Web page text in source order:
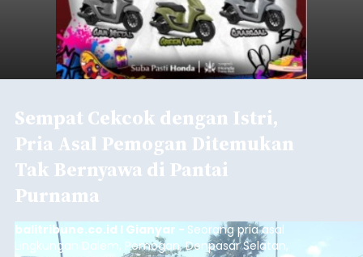
Sempat Cekcok dengan Istri,
Pria Asal Pemogan Ditemukan
Tak Bernyawa di Pantai
Purnama
balitribune.co.id I Gianyar - Seorang pria asal
Lingkungan Dalem, Pemogan, Denpasar Selatan,